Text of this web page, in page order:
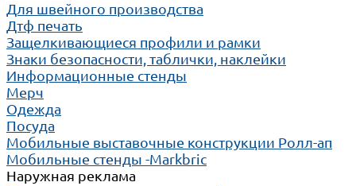
Для швейного производства
Дтф печать
Защелкивающиеся профили и рамки
Знаки безопасности, таблички, наклейки
Информационные стенды
Мерч
Одежда
Посуда
Мобильные выставочные конструкции Ролл-ап
Мобильные стенды -Markbric
Наружная реклама